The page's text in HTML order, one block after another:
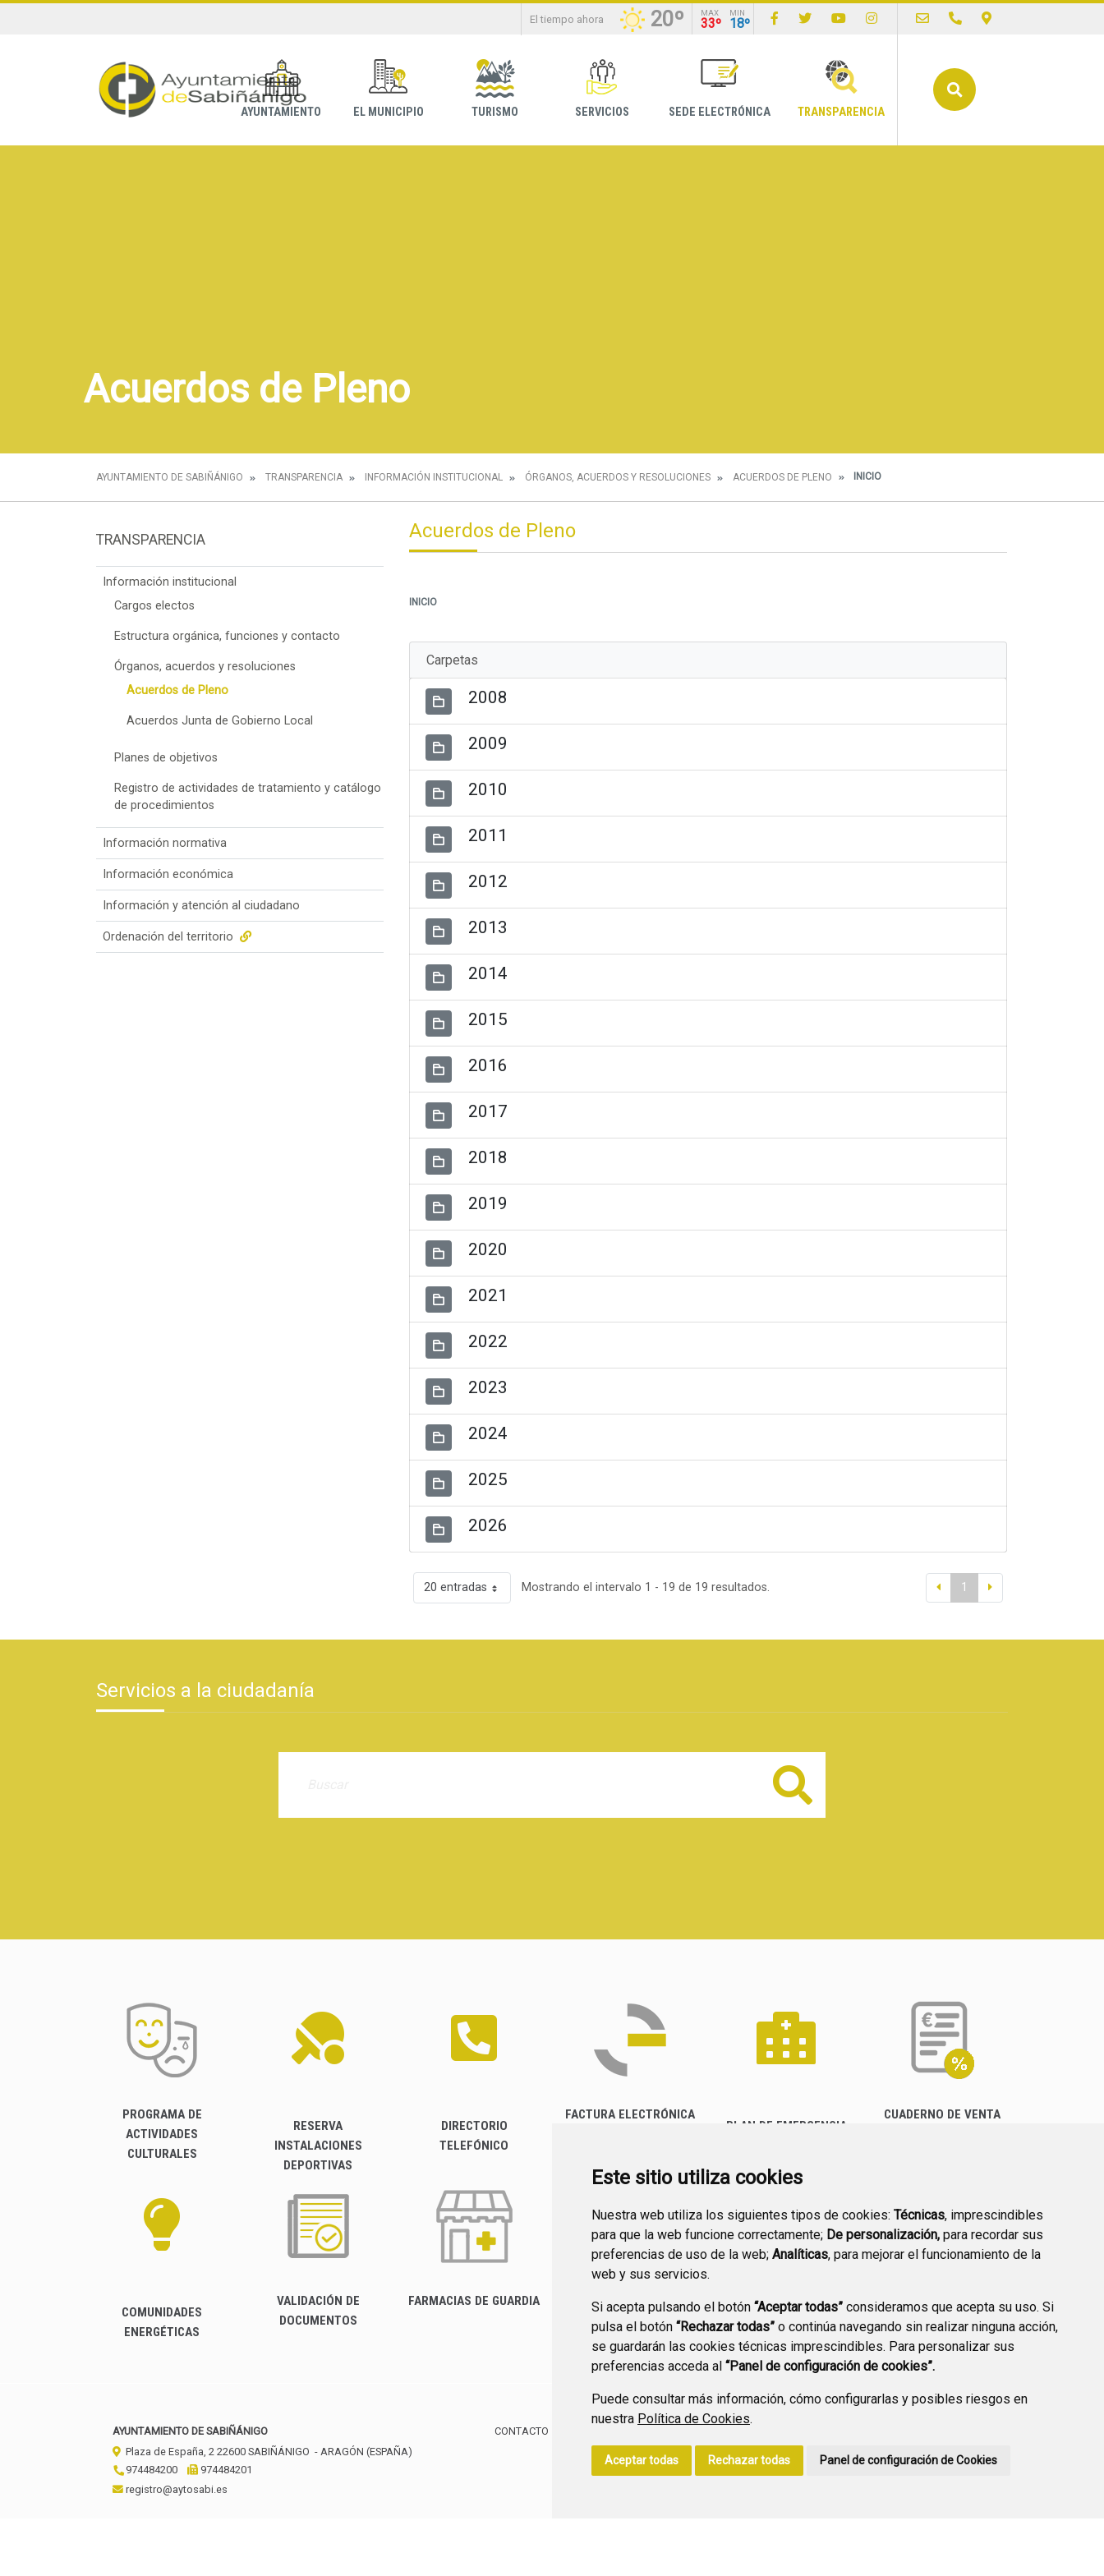
Este sitio utiliza cookies
Nuestra web utiliza los siguientes tipos de cookies: Técnicas, imprescindibles
para que la web funcione correctamente; De personalización, para recordar sus
preferencias de uso de la web; Analíticas, para mejorar el funcionamiento de la
web y sus servicios.
Si acepta pulsando el botón “Aceptar todas” consideramos que acepta su uso. Si
pulsa el botón “Rechazar todas” o continúa navegando sin realizar ninguna acción,
se guardarán las cookies técnicas imprescindibles. Para personalizar sus
preferencias acceda al “Panel de configuración de cookies”.
Puede consultar más información, cómo configurarlas y posibles riesgos en
nuestra Política de Cookies.
Aceptar todas Rechazar todas Panel de configuración de Cookies
El tiempo ahora 20º MAX
33º
MIN
18º
AYUNTAMIENTO EL MUNICIPIO TURISMO SERVICIOS SEDE ELECTRÓNICA TRANSPARENCIA
Acuerdos de Pleno
AYUNTAMIENTO DE SABIÑÁNIGO TRANSPARENCIA INFORMACIÓN INSTITUCIONAL ÓRGANOS, ACUERDOS Y RESOLUCIONES ACUERDOS DE PLENO INICIO
TRANSPARENCIA
Información institucional
Cargos electos
Estructura orgánica, funciones y contacto
Órganos, acuerdos y resoluciones
Acuerdos de Pleno
Acuerdos Junta de Gobierno Local
Planes de objetivos
Registro de actividades de tratamiento y catálogo
de procedimientos
Información normativa
Información económica
Información y atención al ciudadano
Ordenación del territorio
Acuerdos de Pleno
INICIO
Carpetas
2008
2009
2010
2011
2012
2013
2014
2015
2016
2017
2018
2019
2020
2021
2022
2023
2024
2025
2026
20 entradas Mostrando el intervalo 1 - 19 de 19 resultados. 1
Servicios a la ciudadanía
Buscar
PROGRAMA DE
ACTIVIDADES
CULTURALES
RESERVA
INSTALACIONES
DEPORTIVAS
DIRECTORIO
TELEFÓNICO
FACTURA ELECTRÓNICA
PLAN DE EMERGENCIA
CUADERNO DE VENTA
COMUNIDADES
ENERGÉTICAS
VALIDACIÓN DE
DOCUMENTOS
FARMACIAS DE GUARDIA
CANAL YOUTUBE
PREGUNTAS
FRECUENTES
PLAN DE ACCIÓN LOCAL
2030
AYUNTAMIENTO DE SABIÑÁNIGO
Plaza de España, 2 22600 SABIÑÁNIGO - ARAGÓN (ESPAÑA)
974484200
974484201
registro@aytosabi.es
CONTACTO